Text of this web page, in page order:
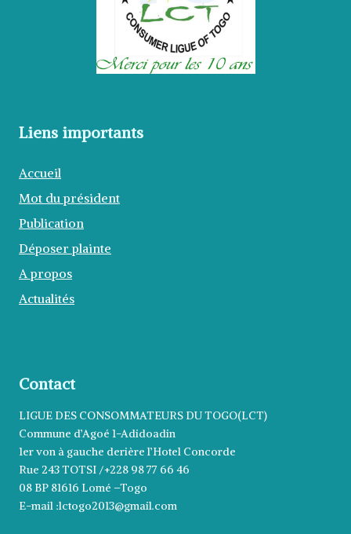
Liens importants
Accueil
Mot du président
Publication
Déposer plainte
A propos
Actualités
Contact
LIGUE DES CONSOMMATEURS DU TOGO(LCT)
Commune d’Agoé 1-Adidoadin
1er von à gauche derière l’Hotel Concorde
Rue 243 TOTSI /+228 98 77 66 46
08 BP 81616 Lomé –Togo
E-mail :lctogo2013@gmail.com